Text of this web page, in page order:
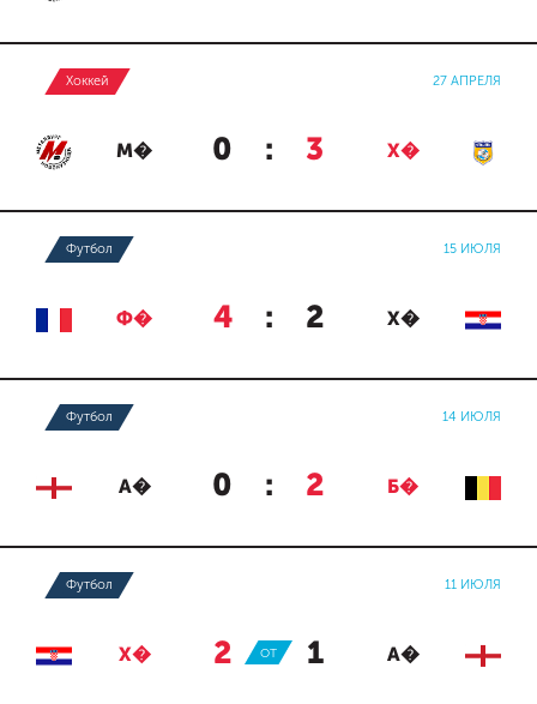
Хоккей 27 АПРЕЛЯ
М� 0 : 3 Х�
Футбол 15 ИЮЛЯ
Ф� 4 : 2 Х�
Футбол 14 ИЮЛЯ
А� 0 : 2 Б�
Футбол 11 ИЮЛЯ
Х� 2 : 1 А�
ОТ